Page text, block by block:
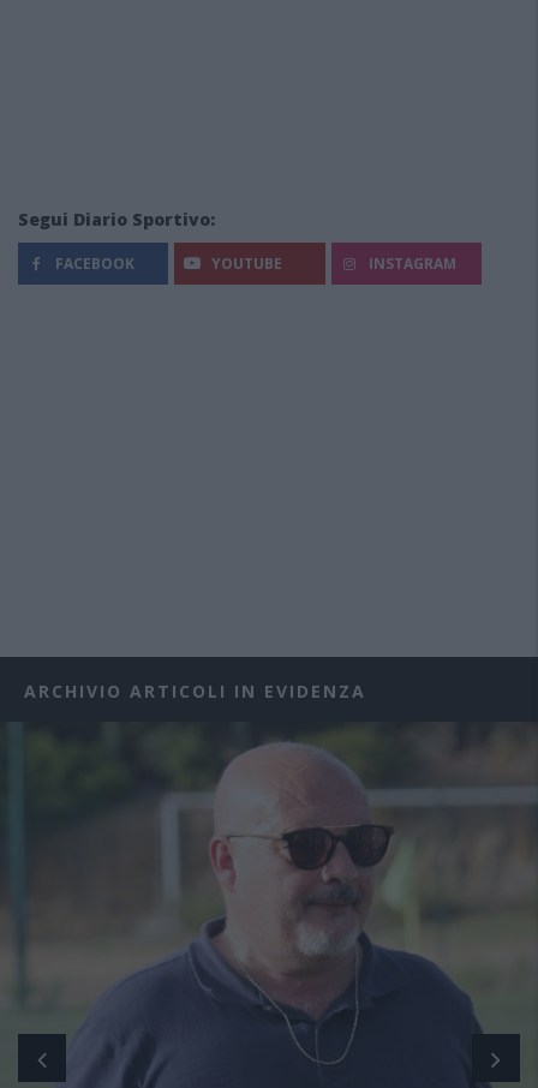
Segui Diario Sportivo:
FACEBOOK YOUTUBE INSTAGRAM
ARCHIVIO ARTICOLI IN EVIDENZA